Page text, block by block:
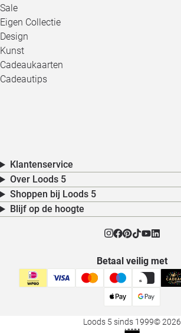
Sale
Eigen Collectie
Design
Kunst
Cadeaukaarten
Cadeautips
Klantenservice
Over Loods 5
Shoppen bij Loods 5
Blijf op de hoogte
Betaal veilig met
Loods 5 sinds 1999© 2026